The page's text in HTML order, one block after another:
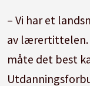
– Vi har et
av lærertittelen.
måte det best